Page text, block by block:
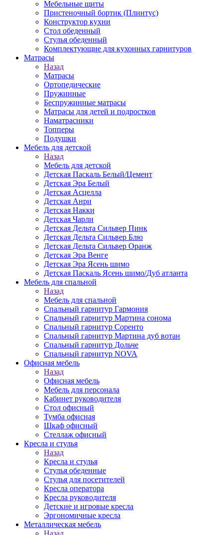
Мебельные щиты
Пристеночный бортик (Плинтус)
Конструктор кухни
Стол обеденный
Стулья обеденный
Комплектующие для кухонных гарнитуров
Матраcы
Назад
Матраcы
Ортопедические
Пружинные
Беспружинные матрасы
Матрасы для детей и подростков
Наматрасники
Топперы
Подушки
Мебель для детской
Назад
Мебель для детской
Детская Паскаль Белый/Цемент
Детская Эра Белый
Детская Асцелла
Детская Анри
Детская Накки
Детская Чарли
Детская Дельта Сильвер Пинк
Детская Дельта Сильвер Блю
Детская Дельта Сильвер Оранж
Детская Эра Венге
Детская Эра Ясень шимо
Детская Паскаль Ясень шимо/Дуб атланта
Мебель для спальной
Назад
Мебель для спальной
Спальный гарнитур Гармония
Спальный гарнитур Мартина сонома
Спальный гарнитур Соренто
Спальный гарнитур Мартина дуб вотан
Спальный гарнитур Дольче
Спальный гарнитур NOVA
Офисная мебель
Назад
Офисная мебель
Мебель для персонала
Кабинет руководителя
Стол офисный
Тумба офисная
Шкаф офисный
Стеллаж офисный
Кресла и стулья
Назад
Кресла и стулья
Стулья обеденные
Стулья для посетителей
Кресла оператора
Кресла руководителя
Детские и игровые кресла
Эргономичные кресла
Металлическая мебель
Назад